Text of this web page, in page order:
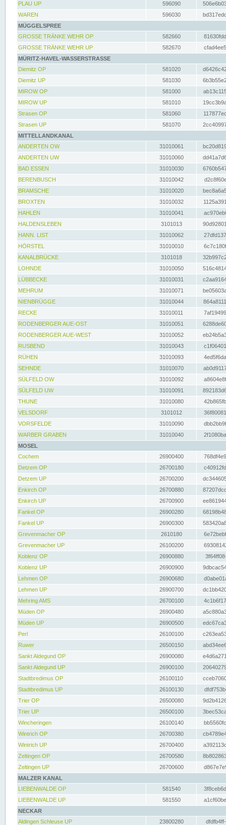
PLAU UP
596090
WAREN
596030
MÜGGELSPREE
GROSSE TRÄNKE WEHR OP
582660
GROSSE TRÄNKE WEHR UP
582670
MÜRITZ-HAVEL-WASSERSTRASSE
Diemitz OP
581020
Diemitz UP
581030
MIROW OP
581000
MIROW UP
581010
Strasen OP
581060
Strasen UP
581070
MITTELLANDKANAL
ANDERTEN OW
31010061
ANDERTEN UW
31010060
BAD ESSEN
31010030
BERENBUSCH
31010042
BRAMSCHE
31010020
BROXTEN
31010032
HAHLEN
31010041
HALDENSLEBEN
3101013
HANN. LIST
31010062
HÖRSTEL
31010010
KANALBRÜCKE
3101018
LOHNDE
31010050
LÜBBECKE
31010031
MEHRUM
31010071
NIENBRÜGGE
31010044
RECKE
31010011
RODENBERGER AUE-OST
31010051
RODENBERGER AUE-WEST
31010052
RUSBEND
31010043
RÜHEN
31010093
SEHNDE
31010070
SÜLFELD OW
31010092
SÜLFELD UW
31010091
THUNE
31010080
VELSDORF
3101012
VORSFELDE
31010090
WARBER GRABEN
31010040
MOSEL
Cochem
26900400
Detzem OP
26700180
Detzem UP
26700200
Enkirch OP
26700880
Enkirch UP
26700900
Fankel OP
26900280
Fankel UP
26900300
Grevenmacher OP
2610180
Grevenmacher UP
26100200
Koblenz OP
26900880
Koblenz UP
26900900
Lehmen OP
26900680
Lehmen UP
26900700
Mehring AMS
26700100
Müden OP
26900480
Müden UP
26900500
Perl
26100100
Ruwer
26500150
Sankt Aldegund OP
26900080
Sankt Aldegund UP
26900100
Stadtbredimus OP
26100110
Stadtbredimus UP
26100130
Trier OP
26500080
Trier UP
26500100
Wincheringen
26100140
Wintrich OP
26700380
Wintrich UP
26700400
Zeltingen OP
26700580
Zeltingen UP
26700600
MALZER KANAL
LIEBENWALDE OP
581540
LIEBENWALDE UP
581550
NECKAR
Aldingen Schleuse UP
23800280